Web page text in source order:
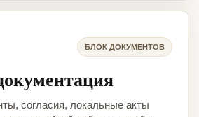
БЛОК ДОКУМЕНТОВ
согласия, локальные акты